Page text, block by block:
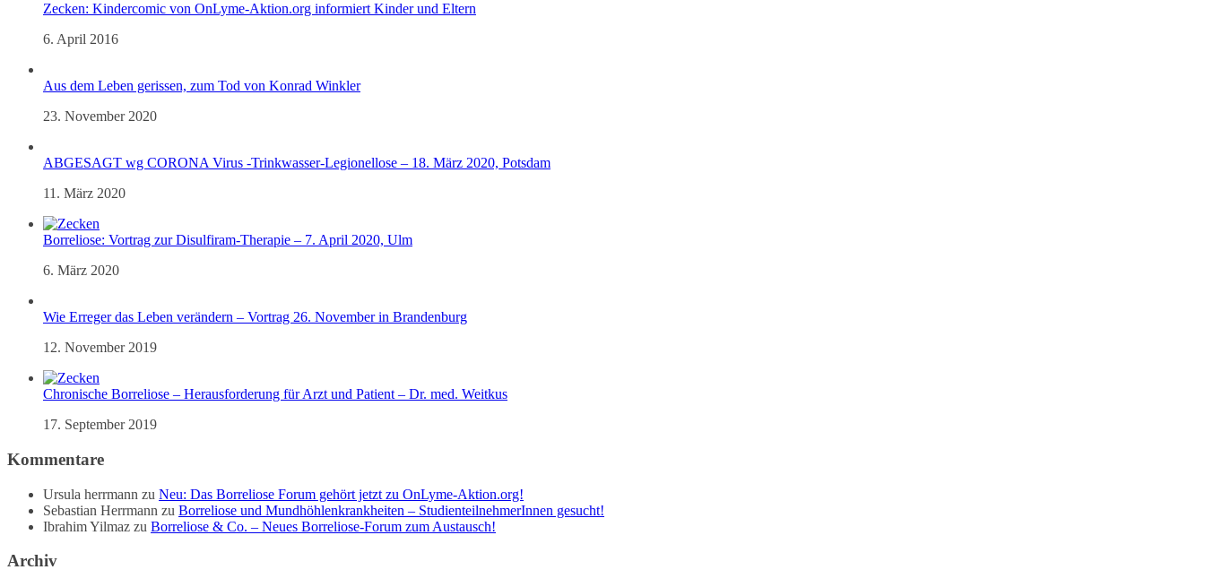
Zecken: Kindercomic von OnLyme-Aktion.org informiert Kinder und Eltern
6. April 2016
Aus dem Leben gerissen, zum Tod von Konrad Winkler
23. November 2020
ABGESAGT wg CORONA Virus -Trinkwasser-Legionellose – 18. März 2020, Potsdam
11. März 2020
Borreliose: Vortrag zur Disulfiram-Therapie – 7. April 2020, Ulm
6. März 2020
Wie Erreger das Leben verändern – Vortrag 26. November in Brandenburg
12. November 2019
Chronische Borreliose – Herausforderung für Arzt und Patient – Dr. med. Weitkus
17. September 2019
Kommentare
Ursula herrmann zu Neu: Das Borreliose Forum gehört jetzt zu OnLyme-Aktion.org!
Sebastian Herrmann zu Borreliose und Mundhöhlenkrankheiten – StudienteilnehmerInnen gesucht!
Ibrahim Yilmaz zu Borreliose & Co. – Neues Borreliose-Forum zum Austausch!
Archiv